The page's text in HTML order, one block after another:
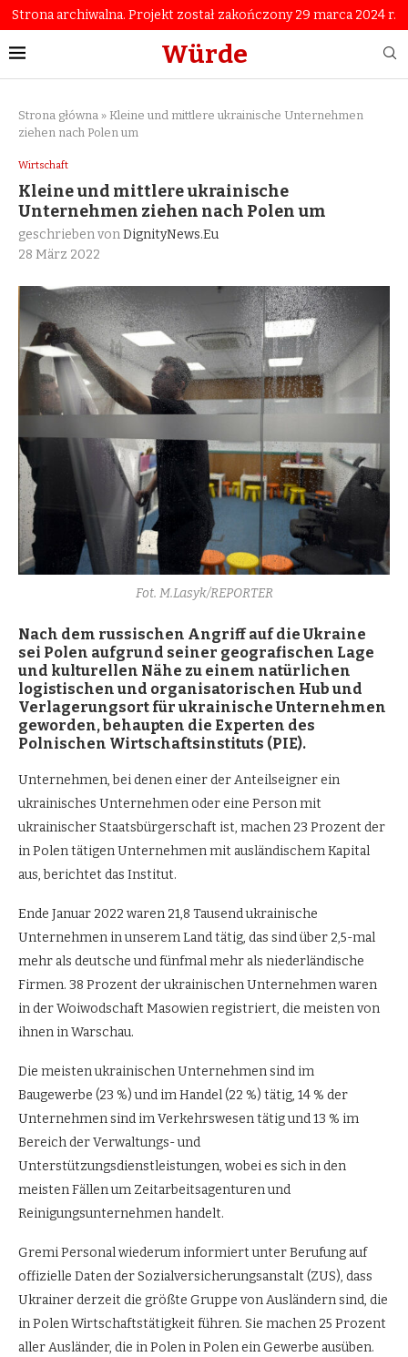
Strona archiwalna. Projekt został zakończony 29 marca 2024 r.
Würde
Strona główna » Kleine und mittlere ukrainische Unternehmen
ziehen nach Polen um
Wirtschaft
Kleine und mittlere ukrainische
Unternehmen ziehen nach Polen um
geschrieben vonDignityNews.eu
28 März 2022
Fot. M.Lasyk/REPORTER
Nach dem russischen Angriff auf die Ukraine
sei Polen aufgrund seiner geografischen Lage
und kulturellen Nähe zu einem natürlichen
logistischen und organisatorischen Hub und
Verlagerungsort für ukrainische Unternehmen
geworden, behaupten die Experten des
Polnischen Wirtschaftsinstituts (PIE).
Unternehmen, bei denen einer der Anteilseigner ein
ukrainisches Unternehmen oder eine Person mit
ukrainischer Staatsbürgerschaft ist, machen 23 Prozent der
in Polen tätigen Unternehmen mit ausländischem Kapital
aus, berichtet das Institut.
Ende Januar 2022 waren 21,8 Tausend ukrainische
Unternehmen in unserem Land tätig, das sind über 2,5-mal
mehr als deutsche und fünfmal mehr als niederländische
Firmen. 38 Prozent der ukrainischen Unternehmen waren
in der Woiwodschaft Masowien registriert, die meisten von
ihnen in Warschau.
Die meisten ukrainischen Unternehmen sind im
Baugewerbe (23 %) und im Handel (22 %) tätig, 14 % der
Unternehmen sind im Verkehrswesen tätig und 13 % im
Bereich der Verwaltungs- und
Unterstützungsdienstleistungen, wobei es sich in den
meisten Fällen um Zeitarbeitsagenturen und
Reinigungsunternehmen handelt.
Gremi Personal wiederum informiert unter Berufung auf
offizielle Daten der Sozialversicherungsanstalt (ZUS), dass
Ukrainer derzeit die größte Gruppe von Ausländern sind, die
in Polen Wirtschaftstätigkeit führen. Sie machen 25 Prozent
aller Ausländer, die in Polen in Polen ein Gewerbe ausüben.